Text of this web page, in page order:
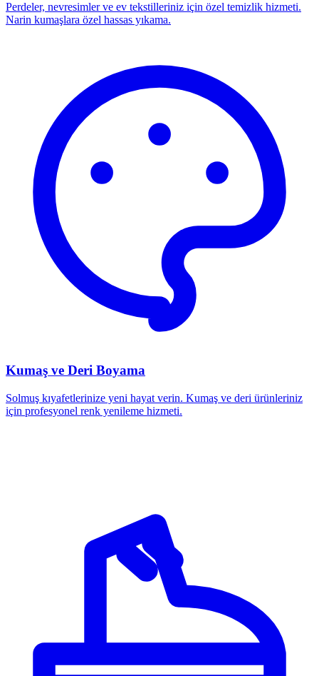
Perdeler, nevresimler ve ev tekstilleriniz için özel temizlik hizmeti.
Narin kumaşlara özel hassas yıkama.
Kumaş ve Deri Boyama
Solmuş kıyafetlerinize yeni hayat verin. Kumaş ve deri ürünleriniz
için profesyonel renk yenileme hizmeti.